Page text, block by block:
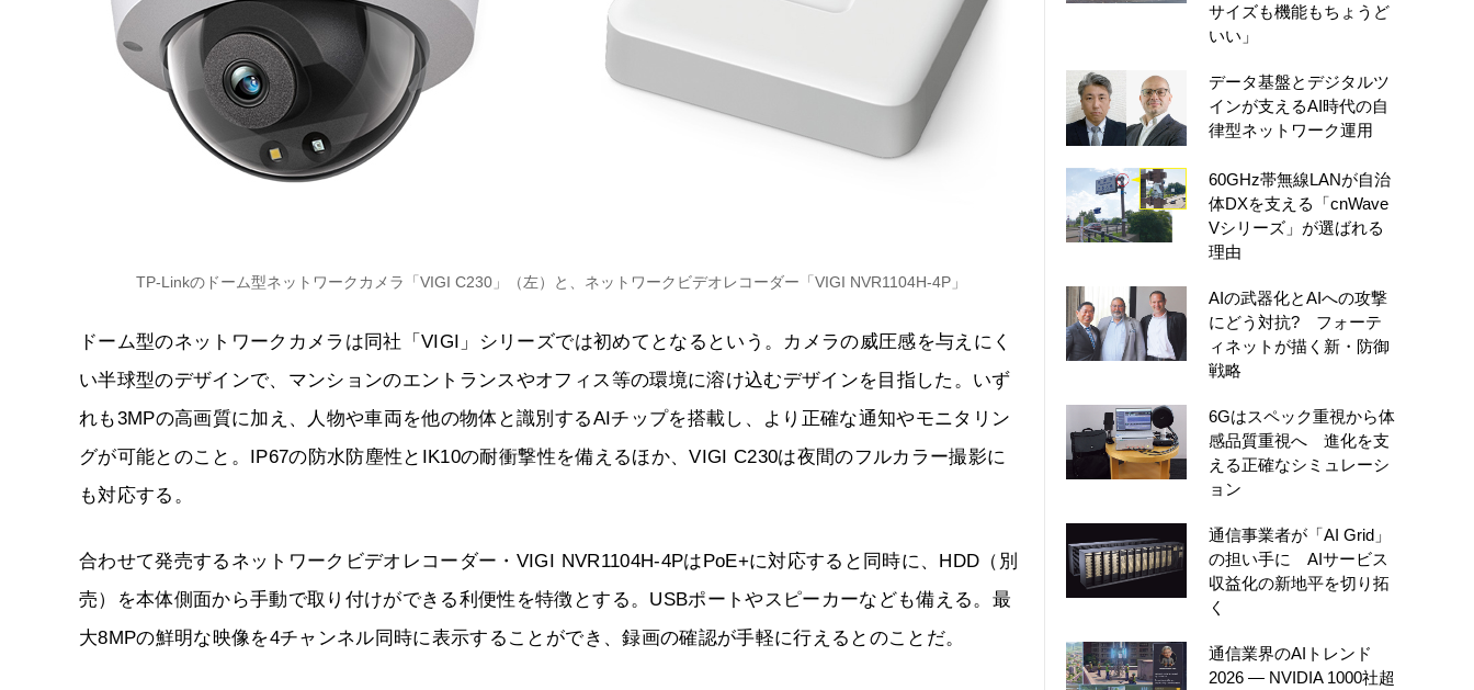
TP-Linkのドーム型ネットワークカメラ「VIGI C230」（左）と、ネットワークビデオレコーダー「VIGI NVR1104H-4P」
ドーム型のネットワークカメラは同社「VIGI」シリーズでは初めてとなるという。カメラの威圧感を与えにく
い半球型のデザインで、マンションのエントランスやオフィス等の環境に溶け込むデザインを目指した。いず
れも3MPの高画質に加え、人物や車両を他の物体と識別するAIチップを搭載し、より正確な通知やモニタリン
グが可能とのこと。IP67の防水防塵性とIK10の耐衝撃性を備えるほか、VIGI C230は夜間のフルカラー撮影に
も対応する。
合わせて発売するネットワークビデオレコーダー・VIGI NVR1104H-4PはPoE+に対応すると同時に、HDD（別
売）を本体側面から手動で取り付けができる利便性を特徴とする。USBポートやスピーカーなども備える。最
大8MPの鮮明な映像を4チャンネル同時に表示することができ、録画の確認が手軽に行えるとのことだ。
サイズも機能もちょうど
いい」
データ基盤とデジタルツ
インが支えるAI時代の自
律型ネットワーク運用
60GHz帯無線LANが自治
体DXを支える「cnWave
Vシリーズ」が選ばれる
理由
AIの武器化とAIへの攻撃
にどう対抗? フォーテ
ィネットが描く新・防御
戦略
6Gはスペック重視から体
感品質重視へ 進化を支
える正確なシミュレーシ
ョン
通信事業者が「AI Grid」
の担い手に AIサービス
収益化の新地平を切り拓
く
通信業界のAIトレンド
2026 ― NVIDIA 1000社超